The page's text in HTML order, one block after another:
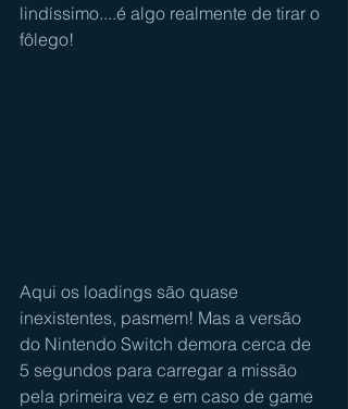
lindíssimo....é algo realmente de tirar o
fôlego!
Aqui os loadings são quase
inexistentes, pasmem! Mas a versão
do Nintendo Switch demora cerca de
5 segundos para carregar a missão
pela primeira vez e em caso de game